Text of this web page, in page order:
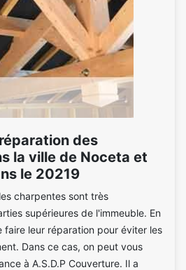
des
la ville de Noceta et
le 20219
charpentes sont très
supérieures de l'immeuble. En
faire leur réparation pour éviter les
Dans ce cas, on peut vous
à A.S.D.P Couverture. Il a